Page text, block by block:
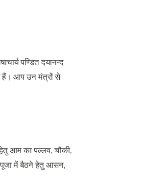
पण्डित दयानन्द
हैं। आप उन मंत्रों से
आम का पल्लव,चौकी,
पूजा में बैठने हेतु आसन,